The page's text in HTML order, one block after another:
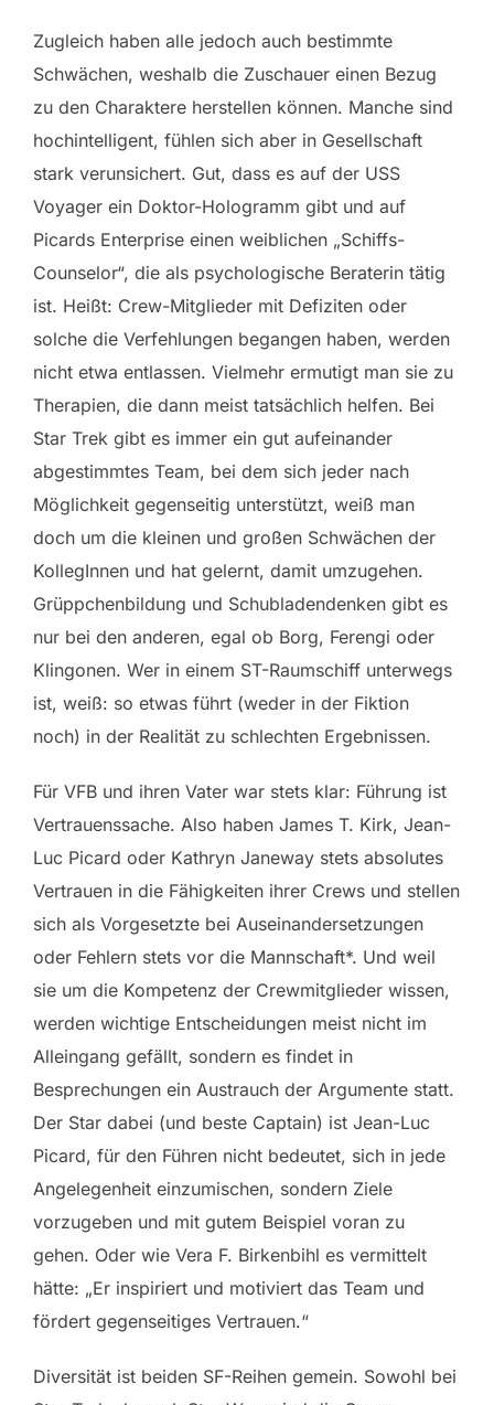
Zugleich haben alle jedoch auch bestimmte
Schwächen, weshalb die Zuschauer einen Bezug
zu den Charaktere herstellen können. Manche sind
hochintelligent, fühlen sich aber in Gesellschaft
stark verunsichert. Gut, dass es auf der USS
Voyager ein Doktor-Hologramm gibt und auf
Picards Enterprise einen weiblichen „Schiffs-
Counselor“, die als psychologische Beraterin tätig
ist. Heißt: Crew-Mitglieder mit Defiziten oder
solche die Verfehlungen begangen haben, werden
nicht etwa entlassen. Vielmehr ermutigt man sie zu
Therapien, die dann meist tatsächlich helfen. Bei
Star Trek gibt es immer ein gut aufeinander
abgestimmtes Team, bei dem sich jeder nach
Möglichkeit gegenseitig unterstützt, weiß man
doch um die kleinen und großen Schwächen der
KollegInnen und hat gelernt, damit umzugehen.
Grüppchenbildung und Schubladendenken gibt es
nur bei den anderen, egal ob Borg, Ferengi oder
Klingonen. Wer in einem ST-Raumschiff unterwegs
ist, weiß: so etwas führt (weder in der Fiktion
noch) in der Realität zu schlechten Ergebnissen.
Für VFB und ihren Vater war stets klar: Führung ist
Vertrauenssache. Also haben James T. Kirk, Jean-
Luc Picard oder Kathryn Janeway stets absolutes
Vertrauen in die Fähigkeiten ihrer Crews und stellen
sich als Vorgesetzte bei Auseinandersetzungen
oder Fehlern stets vor die Mannschaft*. Und weil
sie um die Kompetenz der Crewmitglieder wissen,
werden wichtige Entscheidungen meist nicht im
Alleingang gefällt, sondern es findet in
Besprechungen ein Austrauch der Argumente statt.
Der Star dabei (und beste Captain) ist Jean-Luc
Picard, für den Führen nicht bedeutet, sich in jede
Angelegenheit einzumischen, sondern Ziele
vorzugeben und mit gutem Beispiel voran zu
gehen. Oder wie Vera F. Birkenbihl es vermittelt
hätte: „Er inspiriert und motiviert das Team und
fördert gegenseitiges Vertrauen.“
Diversität ist beiden SF-Reihen gemein. Sowohl bei